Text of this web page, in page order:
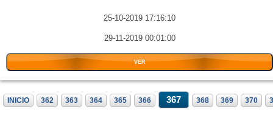
25-10-2019 17:16:10
29-11-2019 00:01:00
VER
INICIO 362 363 364 365 366 367 368 369 370